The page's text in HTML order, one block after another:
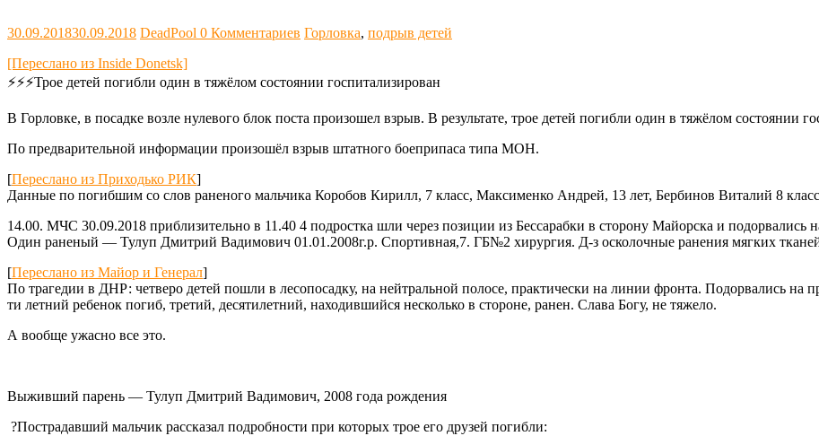
30.09.201830.09.2018 DeadPool 0 Комментариев Горловка, подрыв детей
[Переслано из Inside Donetsk]
⚡️⚡️⚡️Трое детей погибли один в тяжёлом состоянии госпитализирован
В Горловке, в посадке возле нулевого блок поста произошел взрыв. В результате, трое детей погибли один в тяжёлом состоянии
По предварительной информации произошёл взрыв штатного боеприпаса типа МОН.
[Переслано из Приходько РИК]
Данные по погибшим со слов раненого мальчика Коробов Кирилл, 7 класс, Максименко Андрей, 13 лет, Бербинов Виталий 8
14.00. МЧС 30.09.2018 приблизительно в 11.40 4 подростка шли через позиции из Бессарабки в сторону Майорска и подорвались
Один раненый — Тулуп Дмитрий Вадимович 01.01.2008г.р. Спортивная,7. ГБ№2 хирургия. Д-з осколочные ранения мягких тканей
[Переслано из Майор и Генерал]
По трагедии в ДНР: четверо детей пошли в лесопосадку, на нейтральной полосе, практически на линии фронта. Подорвались
ти летний ребенок погиб, третий, десятилетний, находившийся несколько в стороне, ранен. Слава Богу, не тяжело.
А вообще ужасно все это.
Выживший парень — Тулуп Дмитрий Вадимович, 2008 года рождения
​​ ?Пострадавший мальчик рассказал подробности при которых трое его друзей погибли: